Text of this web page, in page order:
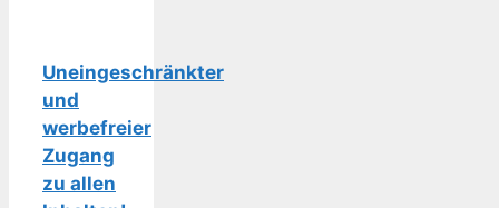
Uneingeschränkter
und
werbefreier
Zugang
zu allen